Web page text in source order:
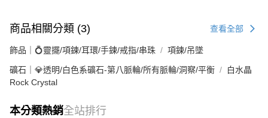
商品相關分類 (3) 查看全部
飾品｜💍靈擺/項鍊/耳環/手鍊/戒指/串珠 項鍊/吊墜
礦石｜💎透明/白色系礦石-第八脈輪/所有脈輪/洞察/平衡
白水晶
Rock Crystal
本分類熱銷全站排行